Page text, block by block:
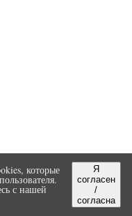
которые
с нашей
Я
согласен
/
согласна